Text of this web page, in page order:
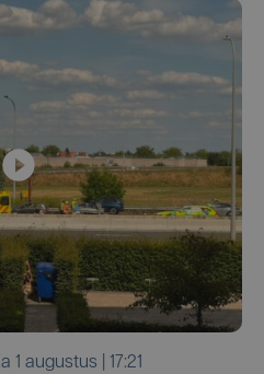
za 1 augustus | 17:21